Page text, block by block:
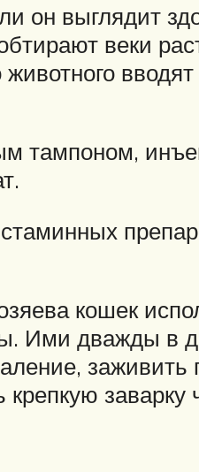
он выглядит
веки
вводят
тампоном,
кошек
Ими дважды в
заварку